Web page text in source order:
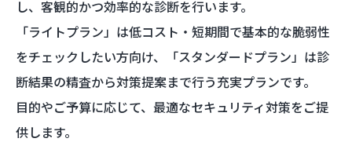
し、客観的かつ効率的な診断を行います。
「ライトプラン」は低コスト・短期間で基本的な脆弱性
をチェックしたい方向け、「スタンダードプラン」は診
断結果の精査から対策提案まで行う充実プランです。
目的やご予算に応じて、最適なセキュリティ対策をご提
供します。